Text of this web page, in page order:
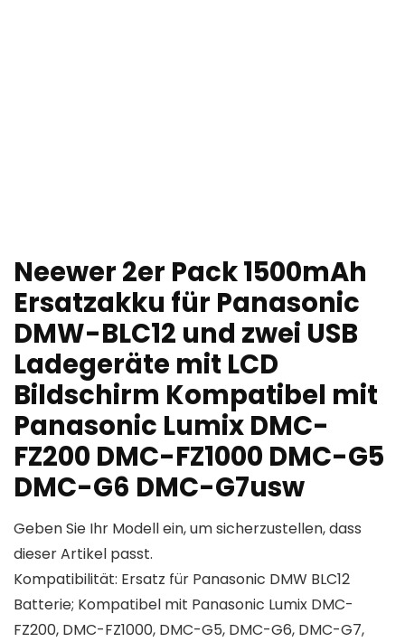
Neewer 2er Pack 1500mAh
Ersatzakku für Panasonic
DMW-BLC12 und zwei USB
Ladegeräte mit LCD
Bildschirm Kompatibel mit
Panasonic Lumix DMC-
FZ200 DMC-FZ1000 DMC-G5
DMC-G6 DMC-G7usw
Geben Sie Ihr Modell ein, um sicherzustellen, dass
dieser Artikel passt.
Kompatibilität: Ersatz für Panasonic DMW BLC12
Batterie; Kompatibel mit Panasonic Lumix DMC-
FZ200, DMC-FZ1000, DMC-G5, DMC-G6, DMC-G7,